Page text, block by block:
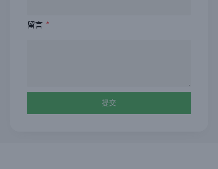
留言
提交